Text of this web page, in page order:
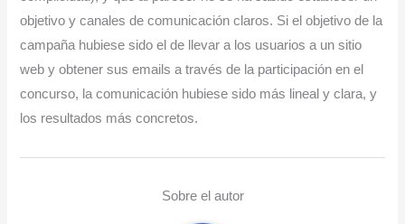
objetivo y canales de comunicación claros. Si el objetivo de la
campaña hubiese sido el de llevar a los usuarios a un sitio
web y obtener sus emails a través de la participación en el
concurso, la comunicación hubiese sido más lineal y clara, y
los resultados más concretos.
Sobre el autor